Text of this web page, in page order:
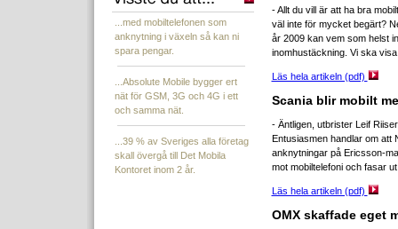
...med mobiltelefonen som
anknytning i växeln så kan ni
spara pengar.
...Absolute Mobile bygger ert
nät för GSM, 3G och 4G i ett
och samma nät.
...39 % av Sveriges alla företag
skall övergå till Det Mobila
Kontoret inom 2 år.
- Allt du vill är att ha bra
väl inte för mycket begärt?
år 2009 kan vem som helst
inomhustäckning. Vi ska visa
Läs hela artikeln (pdf)
Scania blir mobilt
- Äntligen, utbrister Leif
Entusiasmen handlar om att
anknytningar på Ericsson-
mot mobiltelefoni och fasar
Läs hela artikeln (pdf)
OMX skaffade eget